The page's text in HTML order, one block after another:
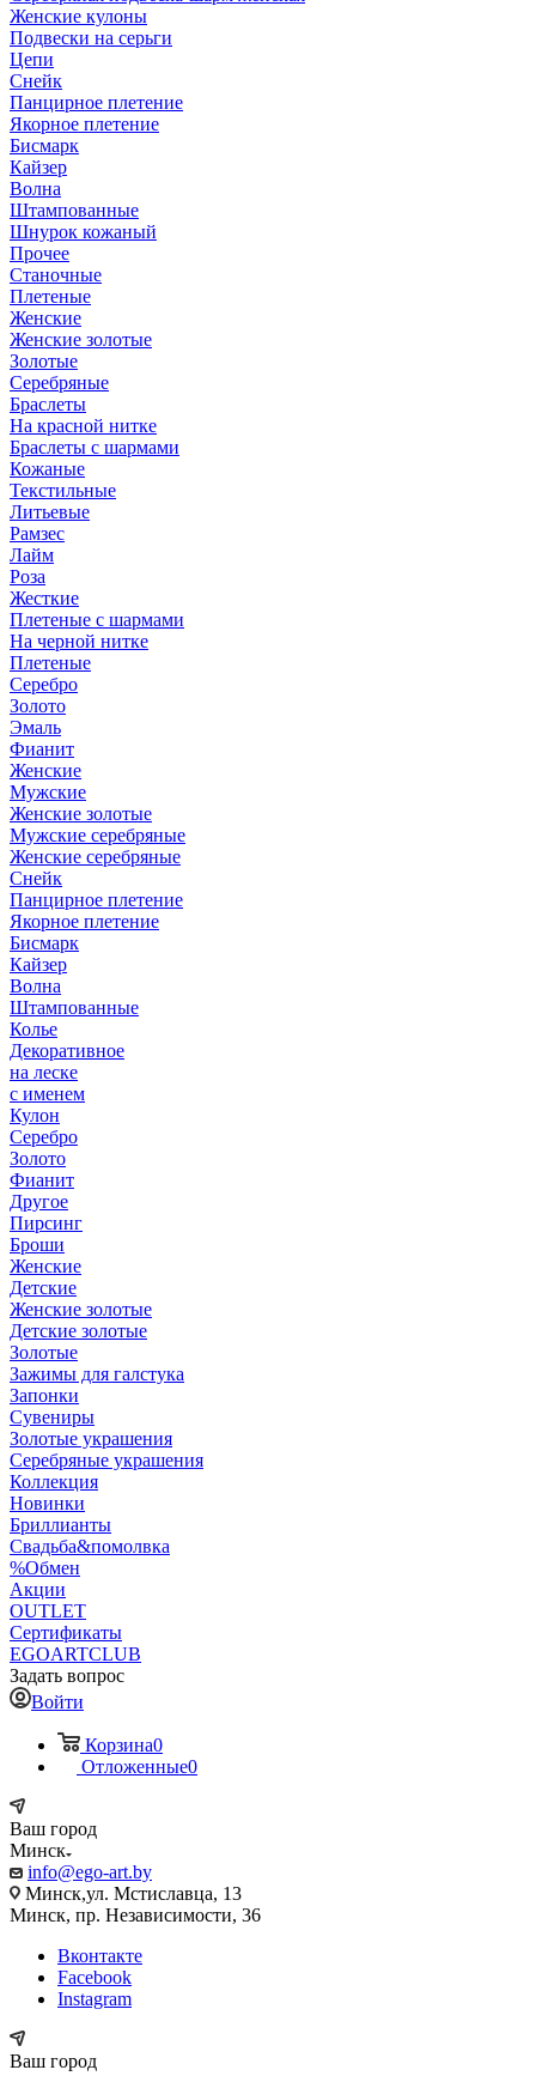
Женские кулоны
Подвески на серьги
Цепи
Снейк
Панцирное плетение
Якорное плетение
Бисмарк
Кайзер
Волна
Штампованные
Шнурок кожаный
Прочее
Станочные
Плетеные
Женские
Женские золотые
Золотые
Серебряные
Браслеты
На красной нитке
Браслеты с шармами
Кожаные
Текстильные
Литьевые
Рамзес
Лайм
Роза
Жесткие
Плетеные с шармами
На черной нитке
Плетеные
Серебро
Золото
Эмаль
Фианит
Женские
Мужские
Женские золотые
Мужские серебряные
Женские серебряные
Снейк
Панцирное плетение
Якорное плетение
Бисмарк
Кайзер
Волна
Штампованные
Колье
Декоративное
на леске
с именем
Кулон
Серебро
Золото
Фианит
Другое
Пирсинг
Броши
Женские
Детские
Женские золотые
Детские золотые
Золотые
Зажимы для галстука
Запонки
Сувениры
Золотые украшения
Серебряные украшения
Коллекция
Новинки
Бриллианты
Свадьба&помолвка
%Обмен
Акции
OUTLET
Сертификаты
EGOARTCLUB
Задать вопрос
Войти
Корзина0
Отложенные0
Ваш город
Минск
info@ego-art.by
Минск,ул. Мстиславца, 13
Минск, пр. Независимости, 36
Вконтакте
Facebook
Instagram
Ваш город